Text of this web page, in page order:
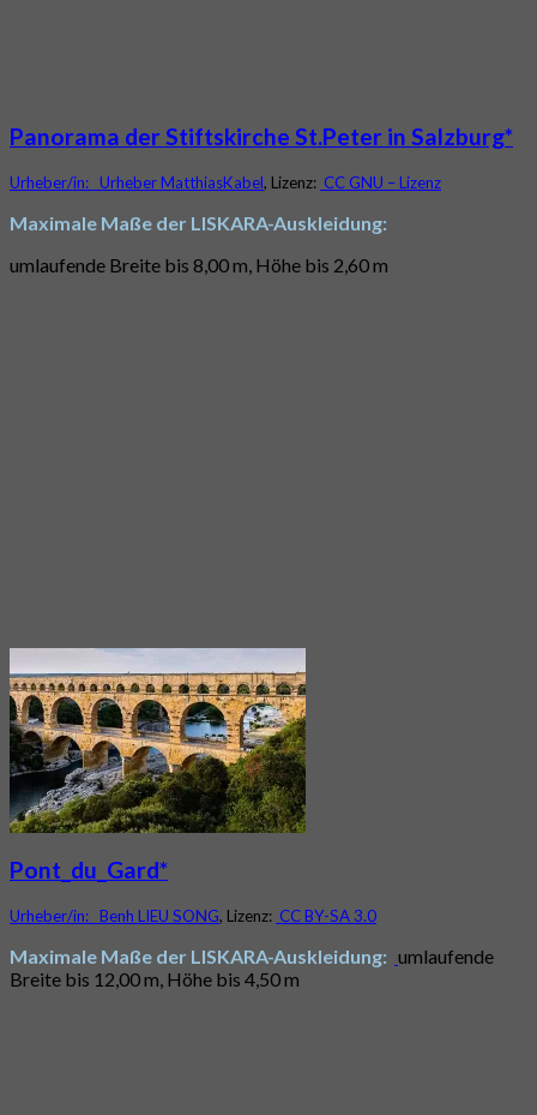
Panorama der Stiftskirche St.Peter in Salzburg*
Urheber/in: Urheber MatthiasKabel, Lizenz: CC GNU – Lizenz
Maximale Maße der LISKARA-Auskleidung:
umlaufende Breite bis 8,00 m, Höhe bis 2,60 m
Pont_du_Gard*
Urheber/in: Benh LIEU SONG, Lizenz: CC BY-SA 3.0
Maximale Maße der LISKARA-Auskleidung: umlaufende
Breite bis 12,00 m, Höhe bis 4,50 m